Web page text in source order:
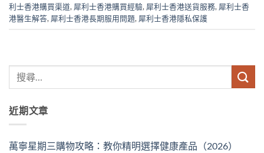
利士香港購買渠道, 犀利士香港購買經驗, 犀利士香港送貨服務, 犀利士香
港醫生解答, 犀利士香港長期服用問題, 犀利士香港隱私保護
近期文章
萬寧星期三購物攻略：教你精明選擇健康產品（2026）